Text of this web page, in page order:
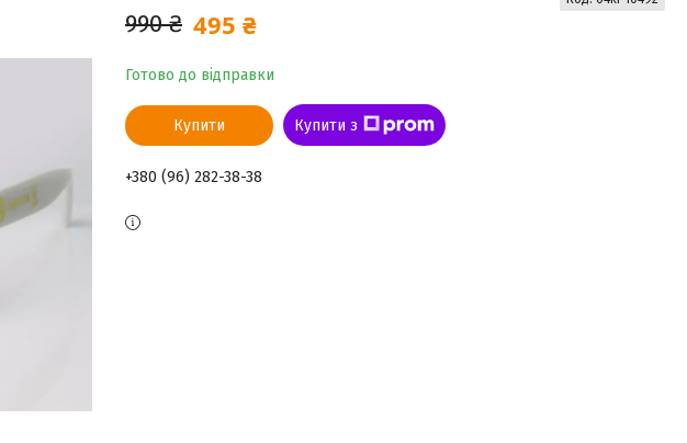
990 ₴ 495 ₴
Готово до відправки
Купити Купити з
+380 (96) 282-38-38